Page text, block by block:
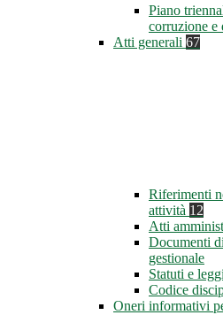
Piano
corruzione e
Atti generali 67
Riferimenti
attività 12
Atti
Documenti
gestionale
Statuti e
Codice
Oneri informativi